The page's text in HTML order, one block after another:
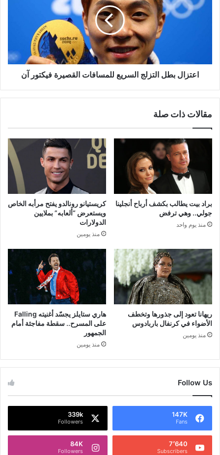
السريع
اعتزال بطل التزلج السريع للمسافات القصيرة فيكتور آن
مقالات ذات صلة
براد بيت يطالب بكشف أرباح أنجلينا
جولي.. وهي ترفض
منذ يوم واحد
كريستيانو رونالدو يفتح مرأبه الخاص
ويستعرض “ألعابه” بملايين
الدولارات
منذ يومين
ريهانا تعود إلى جذورها وتخطف
الأضواء في كرنفال باربادوس
منذ يومين
هاري ستايلز يجسّد أغنيته Falling
على المسرح.. سقطة مفاجئة أمام
الجمهور
منذ يومين
Follow Us
147K
Fans
339k
Followers
7٬640
Subscribers
84K
Followers